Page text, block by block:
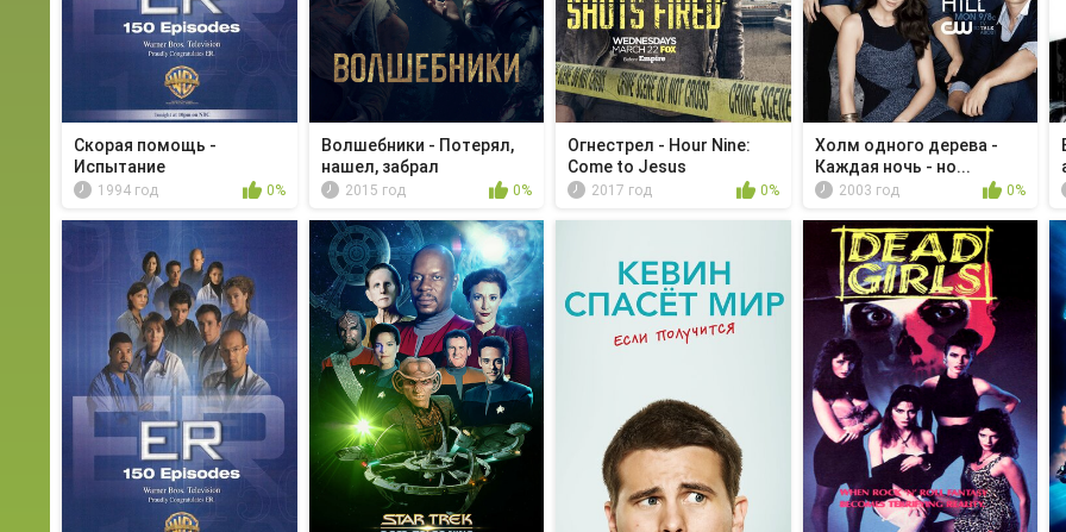
Скорая помощь -
Испытание
1994 год 0%
Волшебники - Потерял,
нашел, забрал
2015 год 0%
Огнестрел - Hour Nine:
Come to Jesus
2017 год 0%
Холм одного дерева -
Каждая ночь - но...
2003 год 0%